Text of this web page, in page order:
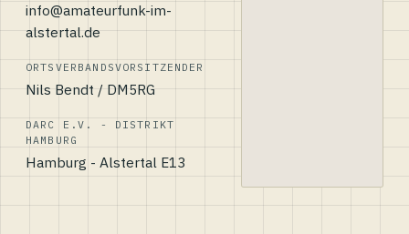
info@amateurfunk-im-
alstertal.de
ORTSVERBANDSVORSITZENDER
Nils Bendt / DM5RG
DARC E.V. - DISTRIKT
HAMBURG
Hamburg - Alstertal E13